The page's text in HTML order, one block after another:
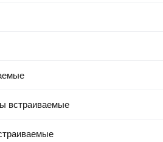
встраиваемые